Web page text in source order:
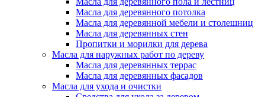
Масла для деревянного потолка
Масла для деревянной мебели и столешниц
Масла для деревянных стен
Пропитки и морилки для дерева
Масла для наружных работ по дереву
Масла для деревянных террас
Масла для деревянных фасадов
Масла для ухода и очистки